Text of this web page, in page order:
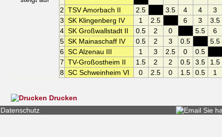
2 TSV Amorbach II 2.5 3.5 4 4
3
3 SK Klingenberg IV 1 2.5 6 3
3.5
4 SK Großwallstadt II 0.5 2 0 5.5
6
5 SK Mainaschaff IV 0.5 2 3 0.5
5.5
6 SC Alzenau III 1 3 2.5 0 0.5
7 TV-Großostheim II 1.5 2 2 0.5 3.5
1.5
8 SC Schweinheim VI 0 2.5 0 1.5 0.5 1
Drucken
Datenschutz
Sie